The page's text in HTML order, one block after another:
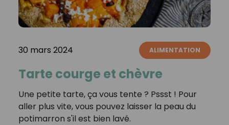
30 mars 2024 ALIMENTATION
Tarte courge et chèvre
Une petite tarte, ça vous tente ?⁣ Pssst ! Pour
aller plus vite, vous pouvez laisser la peau du
potimarron s'il est bien lavé.​⁣ ⁣